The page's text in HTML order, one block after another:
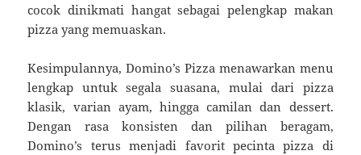
cocok dinikmati hangat sebagai pelengkap makan
pizza yang memuaskan.
Kesimpulannya, Domino’s Pizza menawarkan menu
lengkap untuk segala suasana, mulai dari pizza
klasik, varian ayam, hingga camilan dan dessert.
Dengan rasa konsisten dan pilihan beragam,
Domino’s terus menjadi favorit pecinta pizza di